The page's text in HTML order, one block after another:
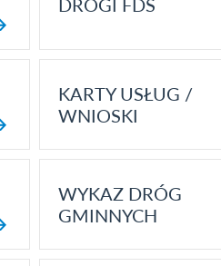
DROGI FDS
KARTY USŁUG /
WNIOSKI
WYKAZ DRÓG
GMINNYCH